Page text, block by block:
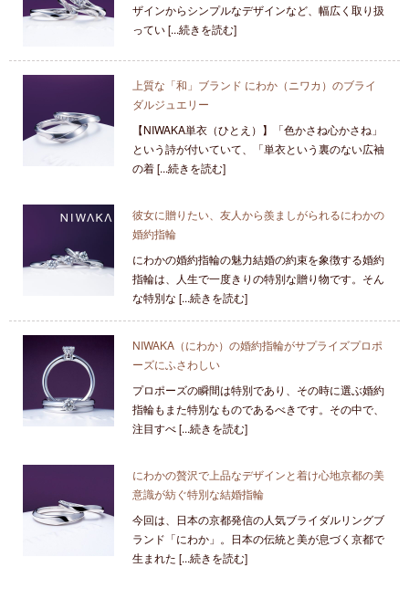
ザインからシンプルなデザインなど、幅広く取り扱
ってい [...続きを読む]
上質な「和」ブランド にわか（ニワカ）のブライ
ダルジュエリー
【NIWAKA単衣（ひとえ）】「色かさね心かさね」
という詩が付いていて、「単衣という裏のない広袖
の着 [...続きを読む]
彼女に贈りたい、友人から羨ましがられるにわかの
婚約指輪
にわかの婚約指輪の魅力結婚の約束を象徴する婚約
指輪は、人生で一度きりの特別な贈り物です。そん
な特別な [...続きを読む]
NIWAKA（にわか）の婚約指輪がサプライズプロポ
ーズにふさわしい
プロポーズの瞬間は特別であり、その時に選ぶ婚約
指輪もまた特別なものであるべきです。その中で、
注目すべ [...続きを読む]
にわかの贅沢で上品なデザインと着け心地京都の美
意識が紡ぐ特別な結婚指輪
今回は、日本の京都発信の人気ブライダルリングブ
ランド「にわか」。日本の伝統と美が息づく京都で
生まれた [...続きを読む]